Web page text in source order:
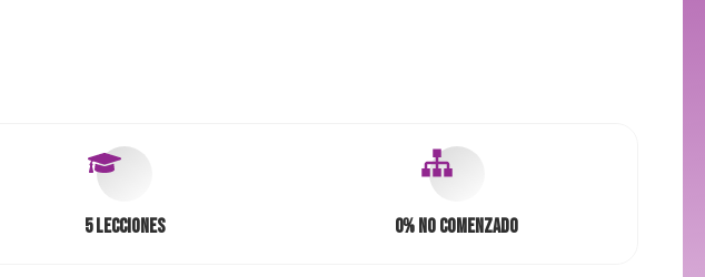
5 Lecciones 0%No comenzado